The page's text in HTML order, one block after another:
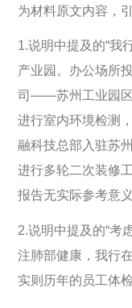
为材料原文内容，
1.说明中提及的“我
产业园。办公场所
司——苏州工业园区
进行室内环境检测
融科技总部入驻苏
进行多轮二次装修
报告无实际参考意义
2.说明中提及的“考
注肺部健康，我行
实则历年的员工体